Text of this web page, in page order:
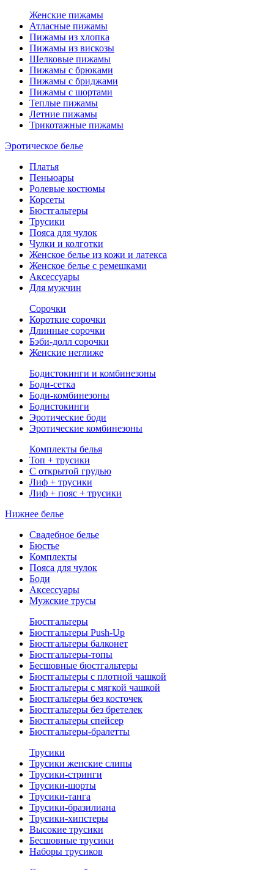
Женские пижамы
Атласные пижамы
Пижамы из хлопка
Пижамы из вискозы
Шелковые пижамы
Пижамы с брюками
Пижамы с бриджами
Пижамы с шортами
Теплые пижамы
Летние пижамы
Трикотажные пижамы
Эротическое белье
Платья
Пеньюары
Ролевые костюмы
Корсеты
Бюстгальтеры
Трусики
Пояса для чулок
Чулки и колготки
Женское белье из кожи и латекса
Женское белье с ремешками
Аксессуары
Для мужчин
Сорочки
Короткие сорочки
Длинные сорочки
Бэби-долл сорочки
Женские неглиже
Бодистокинги и комбинезоны
Боди-сетка
Боди-комбинезоны
Бодистокинги
Эротические боди
Эротические комбинезоны
Комплекты белья
Топ + трусики
С открытой грудью
Лиф + трусики
Лиф + пояс + трусики
Нижнее белье
Свадебное белье
Бюстье
Комплекты
Пояса для чулок
Боди
Аксессуары
Мужские трусы
Бюстгальтеры
Бюстгальтеры Push-Up
Бюстгальтеры балконет
Бюстгальтеры-топы
Бесшовные бюстгальтеры
Бюстгальтеры с плотной чашкой
Бюстгальтеры с мягкой чашкой
Бюстгальтеры без косточек
Бюстгальтеры без бретелек
Бюстгальтеры спейсер
Бюстгальтеры-бралетты
Трусики
Трусики женские слипы
Трусики-стринги
Трусики-шорты
Трусики-танга
Трусики-бразилиана
Трусики-хипстеры
Высокие трусики
Бесшовные трусики
Наборы трусиков